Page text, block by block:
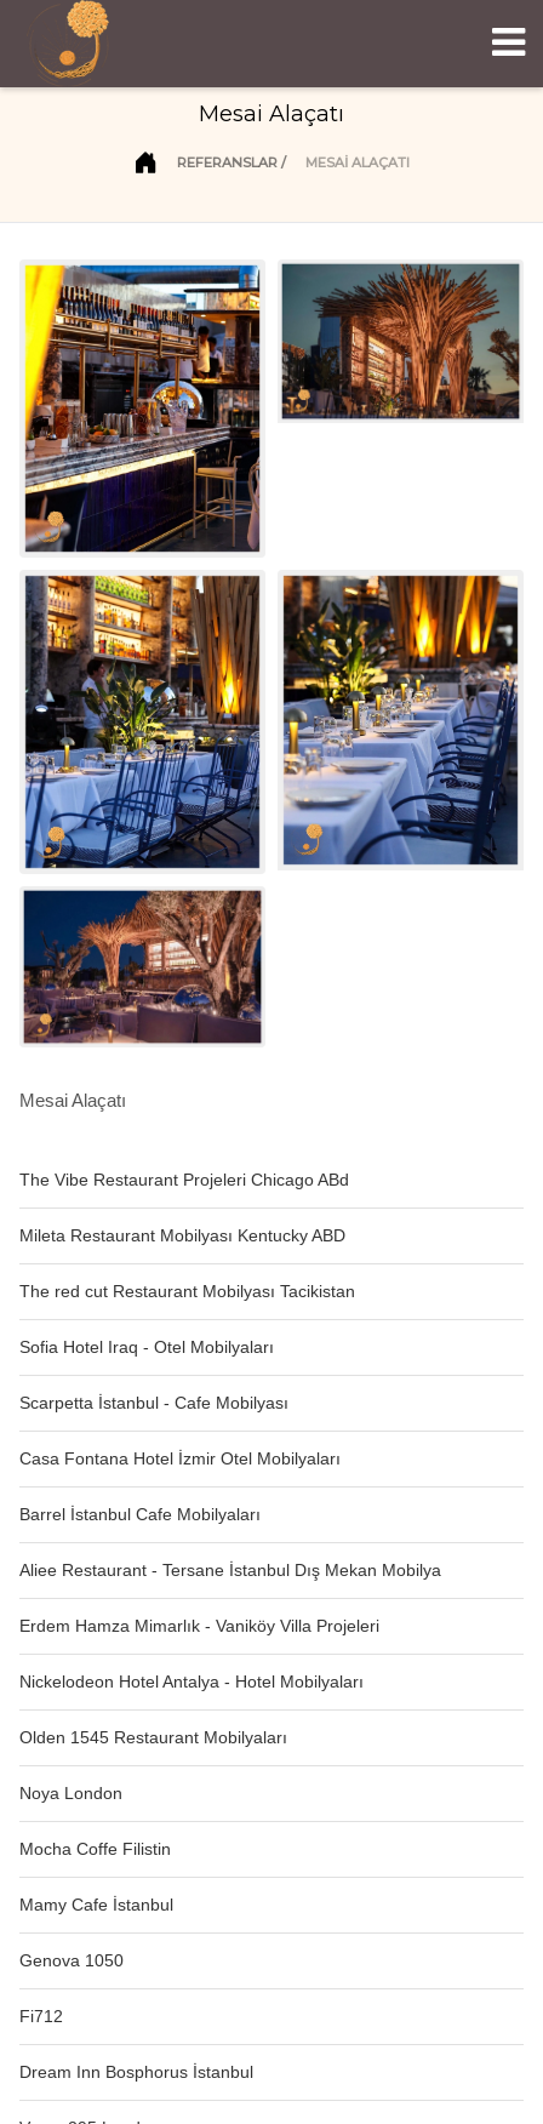
Mesai Alaçatı
REFERANSLAR MESAI ALAÇATI
The Vibe Restaurant Projeleri Chicago ABd
Mileta Restaurant Mobilyası Kentucky ABD
The red cut Restaurant Mobilyası Tacikistan
Sofia Hotel Iraq - Otel Mobilyaları
Scarpetta İstanbul - Cafe Mobilyası
Casa Fontana Hotel İzmir Otel Mobilyaları
Barrel İstanbul Cafe Mobilyaları
Aliee Restaurant - Tersane İstanbul Dış Mekan Mobilya
Erdem Hamza Mimarlık - Vaniköy Villa Projeleri
Nickelodeon Hotel Antalya - Hotel Mobilyaları
Olden 1545 Restaurant Mobilyaları
Noya London
Mocha Coffe Filistin
Mamy Cafe İstanbul
Genova 1050
Fi712
Dream Inn Bosphorus İstanbul
Mesai Alaçatı